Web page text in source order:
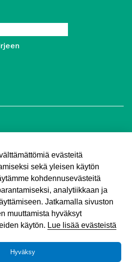
ry
evästeitä
sekä yleisen käytön
kohdennusevästeitä
analytiikkaan ja
Jatkamalla sivuston
muuttamista hyväksyt
käytön. Lue lisää evästeistä
Hyväksy